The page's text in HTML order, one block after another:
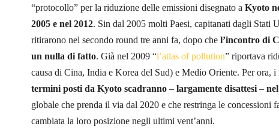
“protocollo” per la riduzione delle emissioni disegnato a Kyoto
2005 e nel 2012. Sin dal 2005 molti Paesi, capitanati dagli Stati
ritirarono nel secondo round tre anni fa, dopo che l’incontro di
un nulla di fatto. Già nel 2009 “l’atlas of pollution” riportava
causa di Cina, India e Korea del Sud) e Medio Oriente. Per ora,
termini posti da Kyoto scadranno – largamente disattesi –
globale che prenda il via dal 2020 e che restringa le concessioni
cambiata la loro posizione negli ultimi vent’anni.